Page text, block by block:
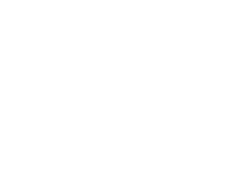
Castel es el único, junto a
disciplina malaguista. El
a la par que el equipo
despidió de sus